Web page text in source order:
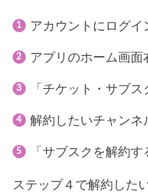
アカウントにログイ
アプリのホーム画
「チケット・サブス
解約したいチャンネ
「サブスクを解約
ステップ４で解約した